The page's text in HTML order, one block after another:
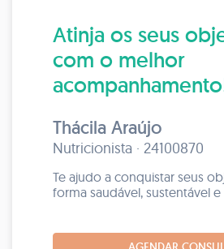
Atinja os seus
com o melhor
Thácila Araújo
Nutricionista · 24100870
Te ajudo a conquistar seus
forma saudável, sustentável